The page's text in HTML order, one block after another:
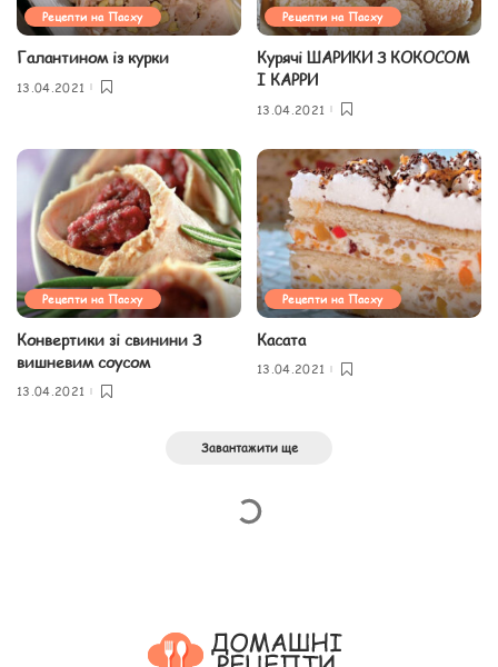
Рецепти на Пасху
Галантином із курки
13.04.2021
Рецепти на Пасху
Курячі ШАРИКИ З КОКОСОМ
І КАРРИ
13.04.2021
Рецепти на Пасху
Конвертики зі свинини З
вишневим соусом
13.04.2021
Рецепти на Пасху
Касата
13.04.2021
Завантажити ще